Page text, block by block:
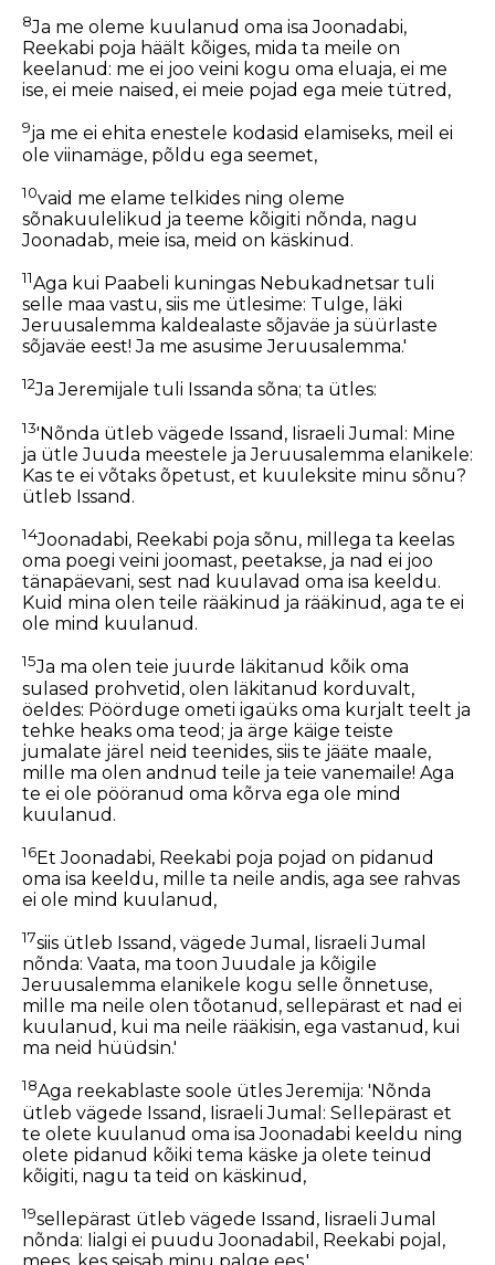
8Ja me oleme kuulanud oma isa Joonadabi,
Reekabi poja häält kõiges, mida ta meile on
keelanud: me ei joo veini kogu oma eluaja, ei me
ise, ei meie naised, ei meie pojad ega meie tütred,
9ja me ei ehita enestele kodasid elamiseks, meil ei
ole viinamäge, põldu ega seemet,
10vaid me elame telkides ning oleme
sõnakuulelikud ja teeme kõigiti nõnda, nagu
Joonadab, meie isa, meid on käskinud.
11Aga kui Paabeli kuningas Nebukadnetsar tuli
selle maa vastu, siis me ütlesime: Tulge, läki
Jeruusalemma kaldealaste sõjaväe ja süürlaste
sõjaväe eest! Ja me asusime Jeruusalemma.'
12Ja Jeremijale tuli Issanda sõna; ta ütles:
13'Nõnda ütleb vägede Issand, Iisraeli Jumal: Mine
ja ütle Juuda meestele ja Jeruusalemma elanikele:
Kas te ei võtaks õpetust, et kuuleksite minu sõnu?
ütleb Issand.
14Joonadabi, Reekabi poja sõnu, millega ta keelas
oma poegi veini joomast, peetakse, ja nad ei joo
tänapäevani, sest nad kuulavad oma isa keeldu.
Kuid mina olen teile rääkinud ja rääkinud, aga te ei
ole mind kuulanud.
15Ja ma olen teie juurde läkitanud kõik oma
sulased prohvetid, olen läkitanud korduvalt,
öeldes: Pöörduge ometi igaüks oma kurjalt teelt ja
tehke heaks oma teod; ja ärge käige teiste
jumalate järel neid teenides, siis te jääte maale,
mille ma olen andnud teile ja teie vanemaile! Aga
te ei ole pööranud oma kõrva ega ole mind
kuulanud.
16Et Joonadabi, Reekabi poja pojad on pidanud
oma isa keeldu, mille ta neile andis, aga see rahvas
ei ole mind kuulanud,
17siis ütleb Issand, vägede Jumal, Iisraeli Jumal
nõnda: Vaata, ma toon Juudale ja kõigile
Jeruusalemma elanikele kogu selle õnnetuse,
mille ma neile olen tõotanud, sellepärast et nad ei
kuulanud, kui ma neile rääkisin, ega vastanud, kui
ma neid hüüdsin.'
18Aga reekablaste soole ütles Jeremija: 'Nõnda
ütleb vägede Issand, Iisraeli Jumal: Sellepärast et
te olete kuulanud oma isa Joonadabi keeldu ning
olete pidanud kõiki tema käske ja olete teinud
kõigiti, nagu ta teid on käskinud,
19sellepärast ütleb vägede Issand, Iisraeli Jumal
nõnda: Iialgi ei puudu Joonadabil, Reekabi pojal,